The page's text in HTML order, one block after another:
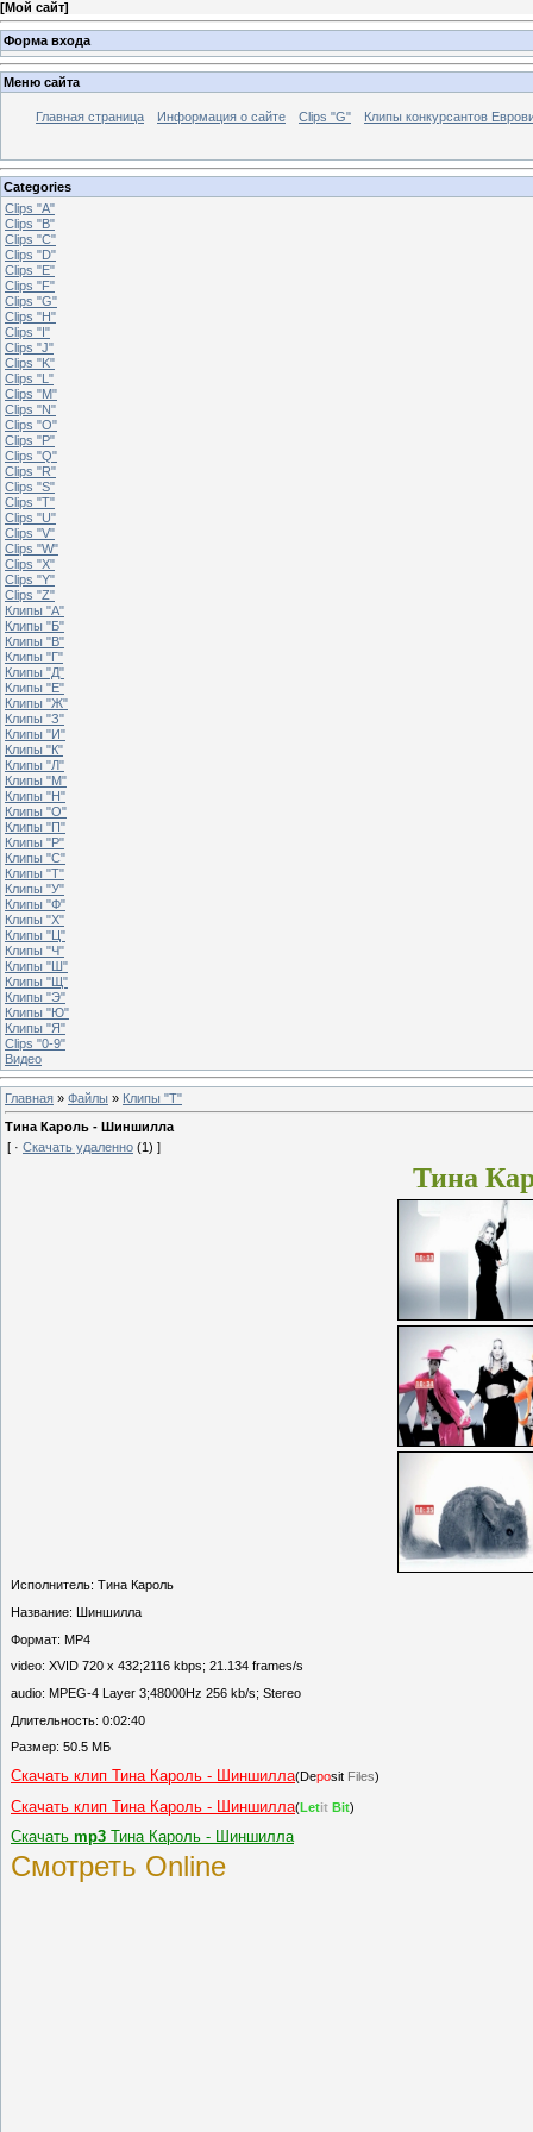
[Мой сайт]
Форма входа
Меню сайта
Главная страница Информация о сайте Clips "G" Клипы конкурсантов
Categories
Clips "A"
Clips "B"
Clips "C"
Clips "D"
Clips "E"
Clips "F"
Clips "G"
Clips "H"
Clips "I"
Clips "J"
Clips "K"
Clips "L"
Clips "M"
Clips "N"
Clips "O"
Clips "P"
Clips "Q"
Clips "R"
Clips "S"
Clips "T"
Clips "U"
Clips "V"
Clips "W"
Clips "X"
Clips "Y"
Clips "Z"
Клипы "А"
Клипы "Б"
Клипы "В"
Клипы "Г"
Клипы "Д"
Клипы "Е"
Клипы "Ж"
Клипы "З"
Клипы "И"
Клипы "К"
Клипы "Л"
Клипы "М"
Клипы "Н"
Клипы "О"
Клипы "П"
Клипы "Р"
Клипы "С"
Клипы "Т"
Клипы "У"
Клипы "Ф"
Клипы "Х"
Клипы "Ц"
Клипы "Ч"
Клипы "Ш"
Клипы "Щ"
Клипы "Э"
Клипы "Ю"
Клипы "Я"
Clips "0-9"
Видео
Главная » Файлы » Клипы "Т"
Тина Кароль - Шиншилла
[ · Скачать удаленно (1) ]
Тина
Исполнитель: Тина Кароль
Название: Шиншилла
Формат: MP4
video: XVID 720 x 432;2116 kbps; 21.134 frames/s
audio: MPEG-4 Layer 3;48000Hz 256 kb/s; Stereo
Длительность: 0:02:40
Размер: 50.5 МБ
Скачать клип Тина Кароль - Шиншилла(Deposit Files)
Скачать клип Тина Кароль - Шиншилла(Letit Bit)
Скачать mp3 Тина Кароль - Шиншилла
Смотреть Online